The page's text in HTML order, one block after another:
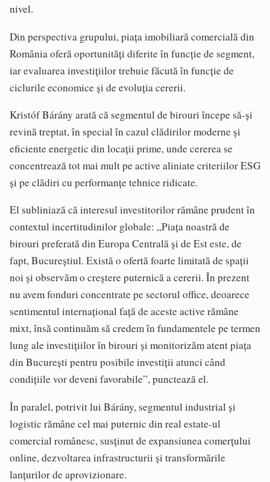
nivel.
Din perspectiva grupului, piața imobiliară comercială din
România oferă oportunități diferite în funcție de segment,
iar evaluarea investițiilor trebuie făcută în funcție de
ciclurile economice și de evoluția cererii.
Kristóf Bárány arată că segmentul de birouri începe să-și
revină treptat, în special în cazul clădirilor moderne și
eficiente energetic din locații prime, unde cererea se
concentrează tot mai mult pe active aliniate criteriilor ESG
și pe clădiri cu performanțe tehnice ridicate.
El subliniază că interesul investitorilor rămâne prudent în
contextul incertitudinilor globale: „Piața noastră de
birouri preferată din Europa Centrală și de Est este, de
fapt, Bucureștiul. Există o ofertă foarte limitată de spații
noi și observăm o creștere puternică a cererii. În prezent
nu avem fonduri concentrate pe sectorul office, deoarece
sentimentul internațional față de aceste active rămâne
mixt, însă continuăm să credem în fundamentele pe termen
lung ale investițiilor în birouri și monitorizăm atent piața
din București pentru posibile investiții atunci când
condițiile vor deveni favorabile”, punctează el.
În paralel, potrivit lui Bárány, segmentul industrial și
logistic rămâne cel mai puternic din real estate-ul
comercial românesc, susținut de expansiunea comerțului
online, dezvoltarea infrastructurii și transformările
lanțurilor de aprovizionare.